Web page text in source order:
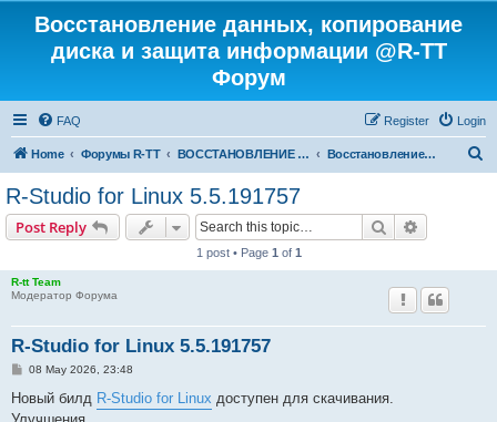
Восстановление данных, копирование
диска и защита информации @R-TT
Форум
FAQ Login
Register
Home Форумы R-TT ВОССТАНОВЛЕНИЕ ДАННЫХ И УДАЛЕННЫХ ФАЙЛОВ Восстановление данных
R-Studio for Linux 5.5.191757
Post Reply Search
1 post • Page 1 of 1
R-tt Team
Модератор Форума
R-Studio for Linux 5.5.191757
P
s
08 May 2026, 23:48
Новый билд R-Studio for Linux доступен для скачивания.